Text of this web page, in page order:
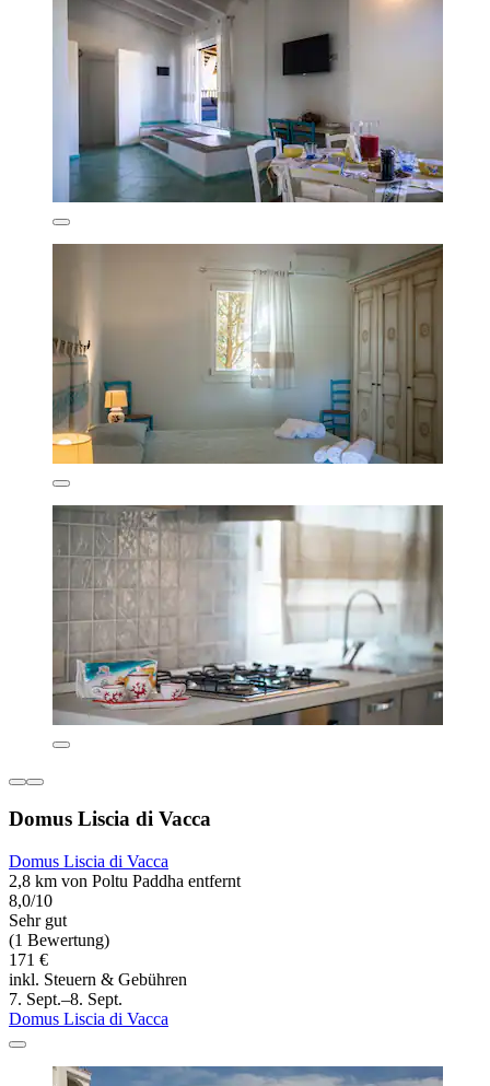
Domus Liscia di Vacca
Domus Liscia di Vacca
2,8 km von Poltu Paddha entfernt
8,0/10
Sehr gut
(1 Bewertung)
171 €
inkl. Steuern & Gebühren
7. Sept.–8. Sept.
Domus Liscia di Vacca